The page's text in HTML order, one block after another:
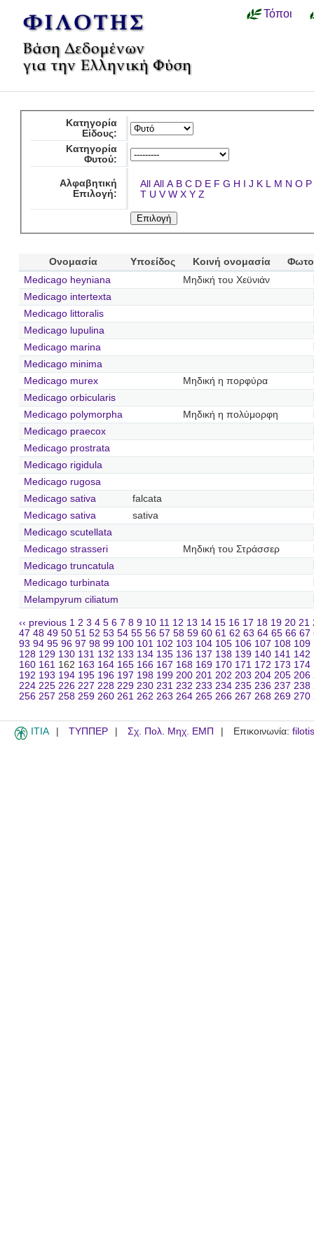
Τόποι
Κατηγορία
Είδους:
Κατηγορία
Φυτού:
Αλφαβητική
Επιλογή:
All All A B C D E F G H I J K L M N O P
T U V W X Y Z
Ονομασία Υποείδος Κοινή ονομασία
Medicago heyniana
Μηδική του Χεϋνιάν
Medicago intertexta
Medicago littoralis
Medicago lupulina
Medicago marina
Medicago minima
Medicago murex
Μηδική η πορφύρα
Medicago orbicularis
Medicago polymorpha
Μηδική η πολύμορφη
Medicago praecox
Medicago prostrata
Medicago rigidula
Medicago rugosa
Medicago sativa
falcata
Medicago sativa
sativa
Medicago scutellata
Medicago strasseri
Μηδική του Στράσσερ
Medicago truncatula
Medicago turbinata
Melampyrum ciliatum
‹‹ previous 1 2 3 4 5 6 7 8 9 10 11 12 13 14 15 16 17 18 19 20 21
47 48 49 50 51 52 53 54 55 56 57 58 59 60 61 62 63 64 65 66 67
93 94 95 96 97 98 99 100 101 102 103 104 105 106 107 108 109
128 129 130 131 132 133 134 135 136 137 138 139 140 141 142
160 161 162 163 164 165 166 167 168 169 170 171 172 173 174
192 193 194 195 196 197 198 199 200 201 202 203 204 205 206
224 225 226 227 228 229 230 231 232 233 234 235 236 237 238
256 257 258 259 260 261 262 263 264 265 266 267 268 269 270
ITIA ΤΥΠΠΕΡ Σχ. Πολ. Μηχ. ΕΜΠ Επικοινωνία: